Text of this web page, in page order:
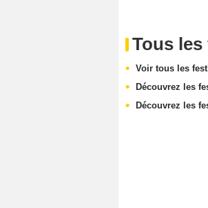
Tous
Voir tous les
Découvrez les
Découvrez les